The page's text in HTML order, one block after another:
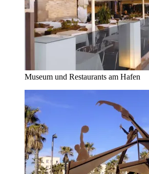
Museum und Restaurants am Hafen